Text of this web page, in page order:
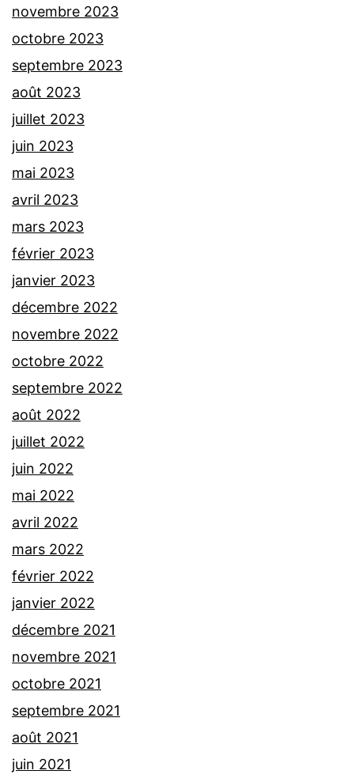
novembre 2023
octobre 2023
septembre 2023
août 2023
juillet 2023
juin 2023
mai 2023
avril 2023
mars 2023
février 2023
janvier 2023
décembre 2022
novembre 2022
octobre 2022
septembre 2022
août 2022
juillet 2022
juin 2022
mai 2022
avril 2022
mars 2022
février 2022
janvier 2022
décembre 2021
novembre 2021
octobre 2021
septembre 2021
août 2021
juin 2021